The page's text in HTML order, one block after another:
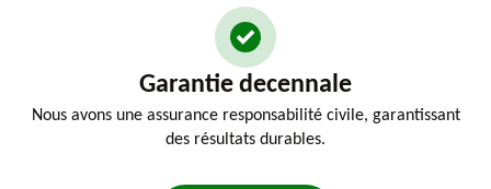
Garantie decennale
Nous avons une assurance responsabilité civile, garantissant
des résultats durables.